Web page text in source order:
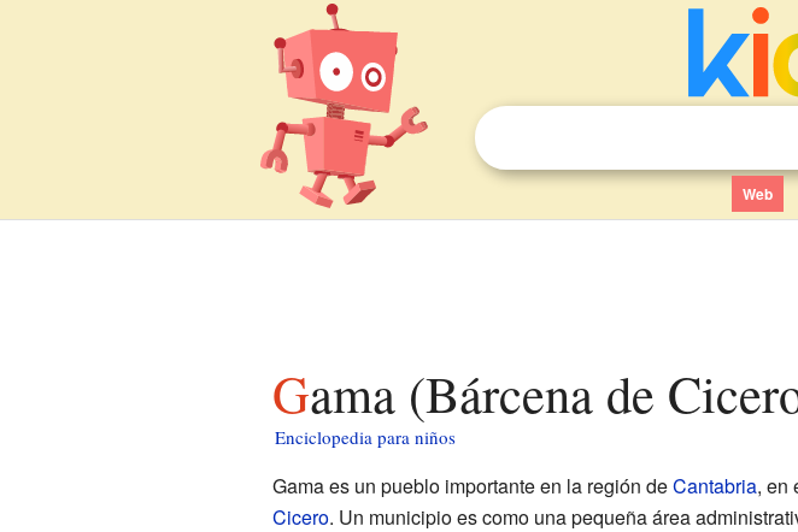
Web
Gama (Bárcena de
Enciclopedia para niños
Gama es un pueblo importante en la región deCantabria, en
Cicero. Un municipio es como una pequeña área